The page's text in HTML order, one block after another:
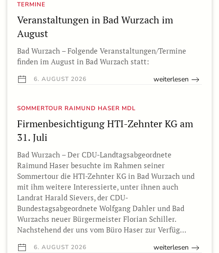
TERMINE
Veranstaltungen in Bad Wurzach im
August
Bad Wurzach – Folgende Veranstaltungen/Termine
finden im August in Bad Wurzach statt:
6. AUGUST 2026 weiterlesen
SOMMERTOUR RAIMUND HASER MDL
Firmenbesichtigung HTI-Zehnter KG am
31. Juli
Bad Wurzach – Der CDU-Landtagsabgeordnete
Raimund Haser besuchte im Rahmen seiner
Sommertour die HTI-Zehnter KG in Bad Wurzach und
mit ihm weitere Interessierte, unter ihnen auch
Landrat Harald Sievers, der CDU-
Bundestagsabgeordnete Wolfgang Dahler und Bad
Wurzachs neuer Bürgermeister Florian Schiller.
Nachstehend der uns vom Büro Haser zur Verfüg…
6. AUGUST 2026 weiterlesen